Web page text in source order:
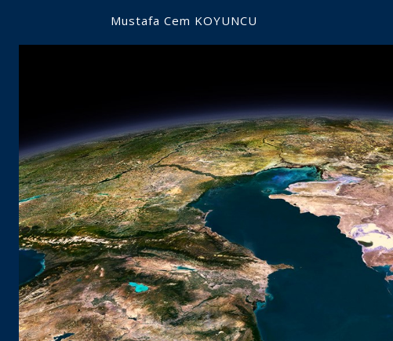
Mustafa Cem KOYUNCU